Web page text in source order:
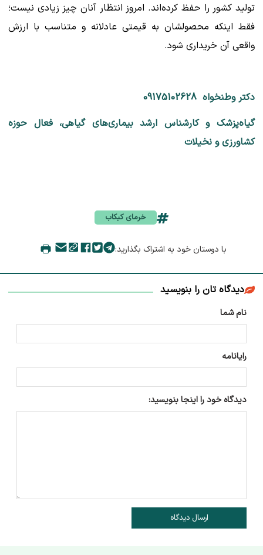
تولید کشور را حفظ کرده‌اند. امروز انتظار آنان چیز زیادی نیست؛
فقط اینکه محصولشان به قیمتی عادلانه و متناسب با ارزش
واقعی آن خریداری شود.
دکتر وطنخواه 09175102628
گیاه‌پزشک و کارشناس ارشد بیماری‌های گیاهی، فعال حوزه
کشاورزی و نخیلات
خرمای کبکاب
با دوستان خود به اشتراک بگذارید:
دیدگاه تان را بنویسید
نام شما
رایانامه
دیدگاه خود را اینجا بنویسید:
ارسال دیدگاه